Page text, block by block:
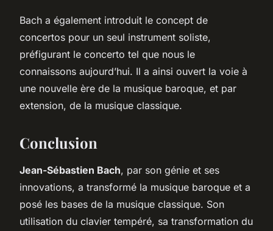
Bach a également introduit le concept de
concertos pour un seul instrument soliste,
préfigurant le concerto tel que nous le
connaissons aujourd’hui. Il a ainsi ouvert la voie à
une nouvelle ère de la musique baroque, et par
extension, de la musique classique.
Conclusion
Jean-Sébastien Bach, par son génie et ses
innovations, a transformé la musique baroque et a
posé les bases de la musique classique. Son
utilisation du clavier tempéré, sa transformation du